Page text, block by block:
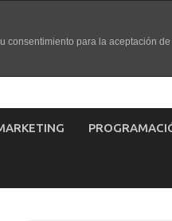
consentimiento para la aceptación